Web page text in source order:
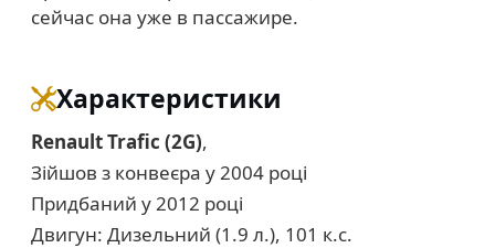
сейчас она уже в пассажире.
Характеристики
Renault Trafic (2G),
Зійшов з конвеєра у 2004 році
Придбаний у 2012 році
Двигун: Дизельний (1.9 л.), 101 к.с.